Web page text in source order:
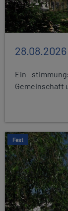
28.08.2026
Ein
Gemeinschaft
Fest